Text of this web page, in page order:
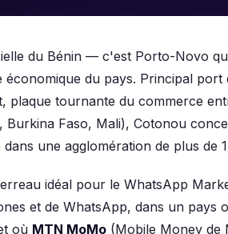
du Bénin — c'est Porto-Novo
du pays. Principal
plaque tournante du commerce
Burkina Faso, Mali), Cotonou
une agglomération de plus de
idéal pour le WhatsApp
et de WhatsApp, dans un pays
où MTN MoMo (Mobile Money de